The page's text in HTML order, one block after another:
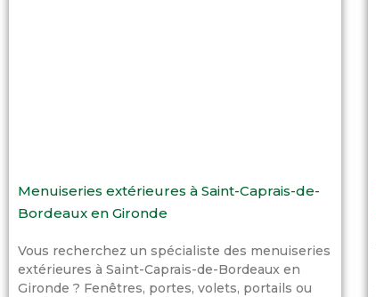
Menuiseries extérieures à Saint-Caprais-de-
Bordeaux en Gironde
Vous recherchez un spécialiste des menuiseries
extérieures à Saint-Caprais-de-Bordeaux en
Gironde ? Fenêtres, portes, volets, portails ou